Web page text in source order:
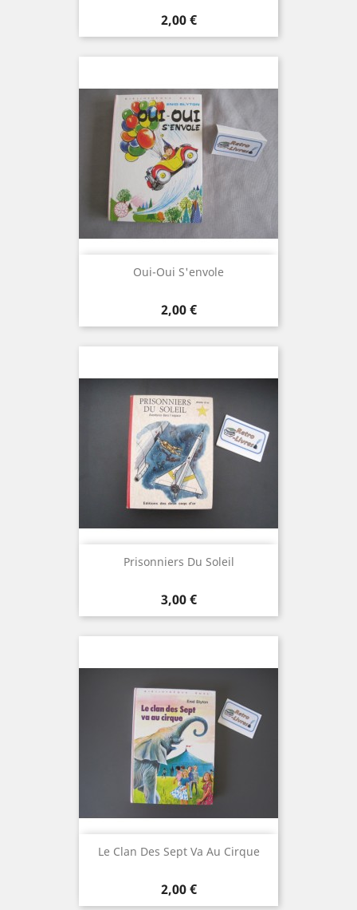
Prix
2,00 €
Oui-Oui S'envole
Prix
2,00 €
Prisonniers Du Soleil
Prix
3,00 €
Le Clan Des Sept Va Au Cirque
Prix
2,00 €